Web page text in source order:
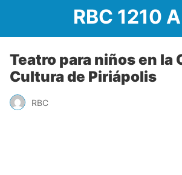
RBC 1210
Teatro para niños en la
Cultura de Piriápolis
RBC